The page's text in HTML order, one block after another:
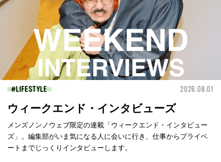
LIFESTYLE 2026.08.01
ウィークエンド・インタビューズ
メンズノンノウェブ限定の連載「ウィークエンド・インタビュー
ズ」。編集部がいま気になる人に会いに行き、仕事からプライベ
ートまでじっくりインタビューします。